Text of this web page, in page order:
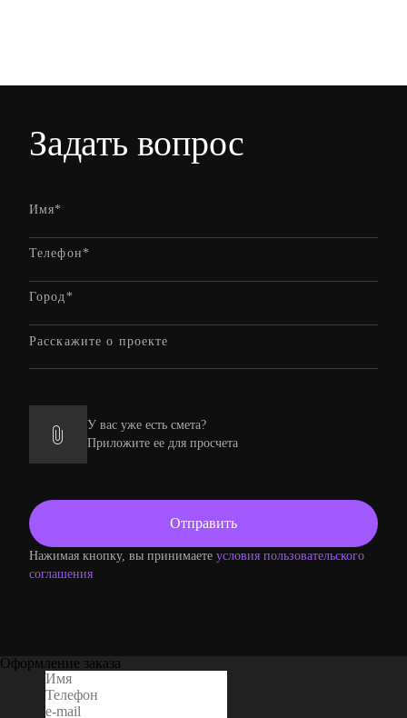
Задать вопрос
У вас уже есть смета?
Приложите ее для просчета
Нажимая кнопку, вы принимаете условия пользовательского
соглашения
Оформление заказа